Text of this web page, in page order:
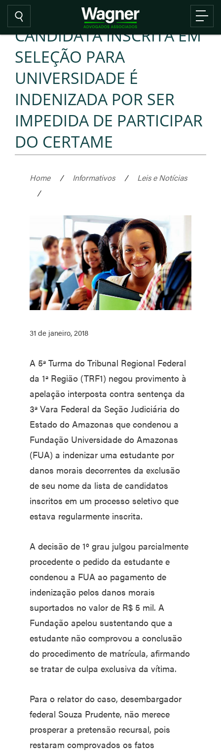
CANDIDATA INSCRITA EM
SELEÇÃO PARA
UNIVERSIDADE É
INDENIZADA POR SER
IMPEDIDA DE PARTICIPAR
DO CERTAME
Home / Informativos /
Leis e Notícias
/
31 de janeiro, 2018
A 5ª Turma do Tribunal Regional Federal
da 1ª Região (TRF1) negou provimento à
apelação interposta contra sentença da
3ª Vara Federal da Seção Judiciária do
Estado do Amazonas que condenou a
Fundação Universidade do Amazonas
(FUA) a indenizar uma estudante por
danos morais decorrentes da exclusão
de seu nome da lista de candidatos
inscritos em um processo seletivo que
estava regularmente inscrita.
A decisão de 1º grau julgou parcialmente
procedente o pedido da estudante e
condenou a FUA ao pagamento de
indenização pelos danos morais
suportados no valor de R$ 5 mil. A
Fundação apelou sustentando que a
estudante não comprovou a conclusão
do procedimento de matrícula, afirmando
se tratar de culpa exclusiva da vítima.
Para o relator do caso, desembargador
federal Souza Prudente, não merece
prosperar a pretensão recursal, pois
restaram comprovados os fatos